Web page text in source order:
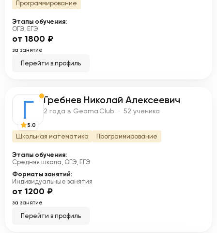
Программирование
Этапы обучения:
ОГЭ, ЕГЭ
от 1800 ₽
за занятие
Перейти в профиль
Г
5.0
Гребнев Николай Алексеевич
2 года в Geoma.Club · 52 ученика
Школьная математика Программирование
Этапы обучения:
Средняя школа, ОГЭ, ЕГЭ
Форматы занятий:
Индивидуальные занятия
от 1200 ₽
за занятие
Перейти в профиль